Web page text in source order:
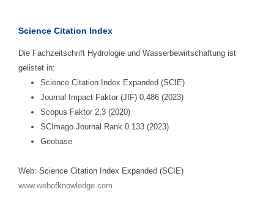
Science Citation Index
Die Fachzeitschrift Hydrologie und Wasserbewirtschaftung ist
gelistet in:
Science Citation Index Expanded (SCIE)
Journal Impact Faktor (JIF) 0,486 (2023)
Scopus Faktor 2,3 (2020)
SCImago Journal Rank 0.133 (2023)
Geobase
Web: Science Citation Index Expanded (SCIE)
www.webofknowledge.com